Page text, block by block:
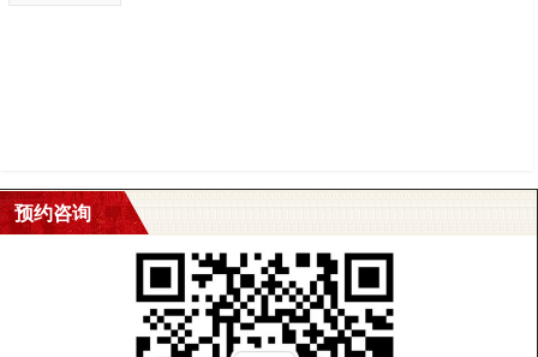
应以吉命论。生于亥月或子月，既富且贵。生于申月，且行东方运，
或生于午月，行金水运，都显贵。寅年寅月生，官至御史。
生于春季，富足。生于夏季，孤寒。生于秋季，吉利。生于冬季，贵
预约咨询